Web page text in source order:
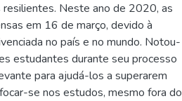
Neste ano de 2020, as
em 16 de março, devido à
no país e no mundo. Notou-
estudantes durante seu processo
para ajudá-los a superarem
se nos estudos, mesmo fora do